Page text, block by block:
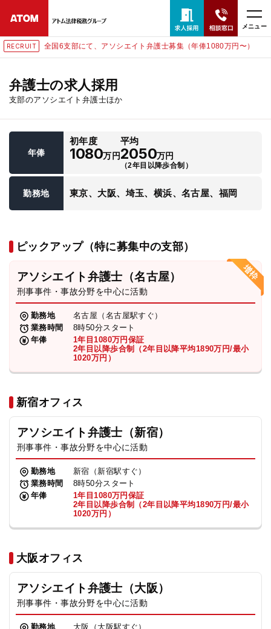
メニュー
RECRUIT 全国6支部にて、アソシエイト弁護士募集（年俸1080万円〜）
弁護士の求人採用
支部のアソシエイト弁護士ほか
年俸
初年度
1080万円
平均
2050万円
（2年目以降歩合制）
勤務地 東京、大阪、埼玉、横浜、名古屋、福岡
ピックアップ（特に募集中の支部）
アソシエイト弁護士（名古屋）
刑事事件・事故分野を中心に活動
勤務地
名古屋（名古屋駅すぐ）
業務時間
8時50分スタート
年俸
1年目1080万円保証
2年目以降歩合制（2年目以降平均1890万円/最小
1020万円）
新宿オフィス
アソシエイト弁護士（新宿）
刑事事件・事故分野を中心に活動
勤務地
新宿（新宿駅すぐ）
業務時間
8時50分スタート
年俸
1年目1080万円保証
2年目以降歩合制（2年目以降平均1890万円/最小
1020万円）
大阪オフィス
アソシエイト弁護士（大阪）
刑事事件・事故分野を中心に活動
勤務地
大阪（大阪駅すぐ）
24時間365日全国対応
無料相談窓口はこちら
弁護士・税理士
費用
求人採用
お知らせ
特設サイト
相談先情報サイト
法人グループ
プライバシーポリシー 利用規約
TikTok受賞 定義集 動画集